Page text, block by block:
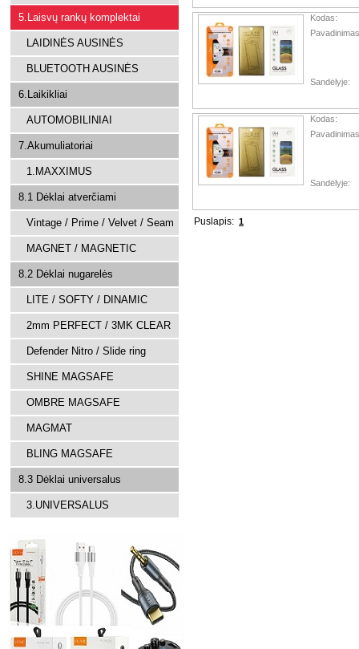
5.Laisvų rankų komplektai
LAIDINĖS AUSINĖS
BLUETOOTH AUSINĖS
6.Laikikliai
AUTOMOBILINIAI
7.Akumuliatoriai
1.MAXXIMUS
8.1 Dėklai atverčiami
Vintage / Prime / Velvet / Seam
MAGNET / MAGNETIC
8.2 Dėklai nugarelės
LITE / SOFTY / DINAMIC
2mm PERFECT / 3MK CLEAR
Defender Nitro / Slide ring
SHINE MAGSAFE
OMBRE MAGSAFE
MAGMAT
BLING MAGSAFE
8.3 Dėklai universalus
3.UNIVERSALUS
Kodas:
Sandėlyje:
Kodas:
Sandėlyje:
Puslapis: 1